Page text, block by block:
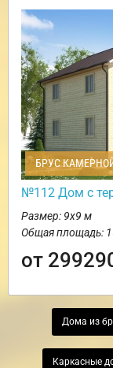
БРУС
№112 Дом с
Размер: 9х9 м
Общая площадь:
от
Дома из
Каркасные